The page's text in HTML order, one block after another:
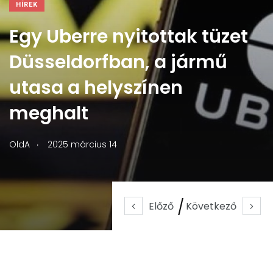
Előző Következő
HÍREK
Egy Uberre nyitottak tüzet
Düsseldorfban, a jármű
utasa a helyszínen
meghalt
OldA . 2025 március 14